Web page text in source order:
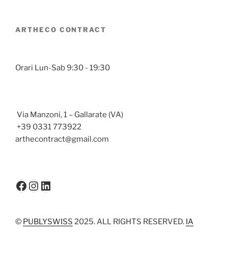
ARTHECO CONTRACT
Orari Lun-Sab 9:30 - 19:30
Via Manzoni, 1 – Gallarate (VA)
+39 0331 773922
arthecontract@gmail.com
Facebook
Instagram
LinkedIn
© PUBLYSWISS 2025. ALL RIGHTS RESERVED. IA